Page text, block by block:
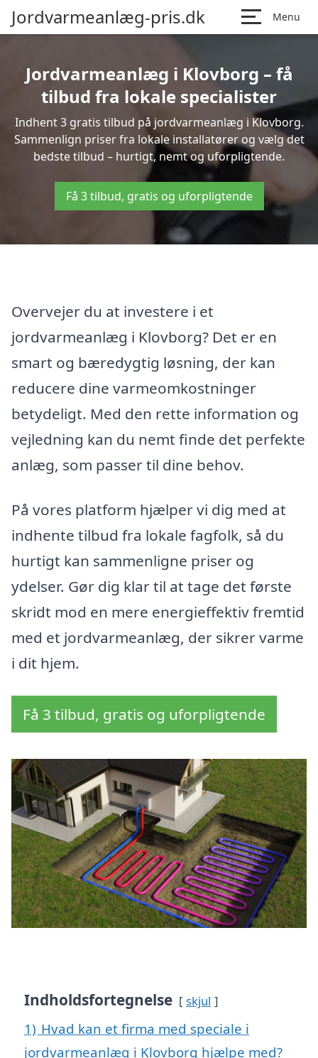
Jordvarmeanlæg-pris.dk Menu
Jordvarmeanlæg i Klovborg – få
tilbud fra lokale specialister
Indhent 3 gratis tilbud på jordvarmeanlæg i Klovborg.
Sammenlign priser fra lokale installatører og vælg det
bedste tilbud – hurtigt, nemt og uforpligtende.
Få 3 tilbud, gratis og uforpligtende
Overvejer du at investere i et
jordvarmeanlæg i Klovborg? Det er en
smart og bæredygtig løsning, der kan
reducere dine varmeomkostninger
betydeligt. Med den rette information og
vejledning kan du nemt finde det perfekte
anlæg, som passer til dine behov.
På vores platform hjælper vi dig med at
indhente tilbud fra lokale fagfolk, så du
hurtigt kan sammenligne priser og
ydelser. Gør dig klar til at tage det første
skridt mod en mere energieffektiv fremtid
med et jordvarmeanlæg, der sikrer varme
i dit hjem.
Få 3 tilbud, gratis og uforpligtende
Indholdsfortegnelse skjul
1) Hvad kan et firma med speciale i
jordvarmeanlæg i Klovborg hjælpe med?